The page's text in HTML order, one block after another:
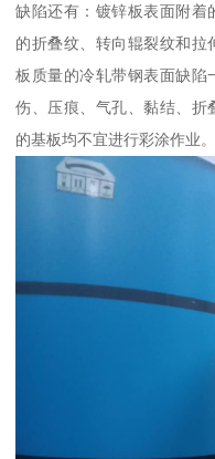
缺陷还有：镀锌板表面附着
的折叠纹、转向辊裂纹和拉
板质量的冷轧带钢表面缺陷
伤、压痕、气孔、黏结、折
的基板均不宜进行彩涂作业。